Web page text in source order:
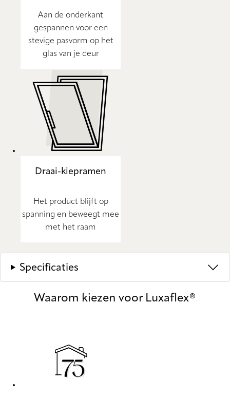
Aan de onderkant
gespannen voor een
stevige pasvorm op het
glas van je deur
Draai-kiepramen
Het product blijft op
spanning en beweegt mee
met het raam
Specificaties
Waarom kiezen voor Luxaflex®